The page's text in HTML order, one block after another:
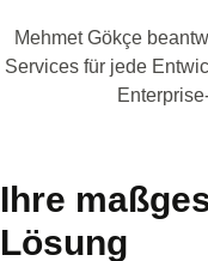
Mehmet Gökçe
Services für jede
Ihre
Lösung